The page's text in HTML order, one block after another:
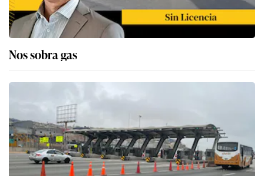
Nos sobra gas